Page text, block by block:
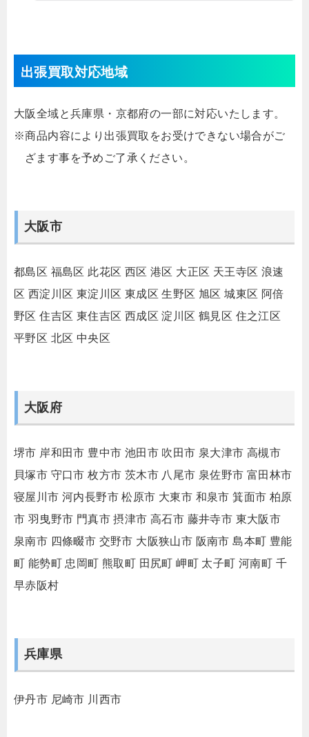
出張買取対応地域
大阪全域と兵庫県・京都府の一部に対応いたします。
※商品内容により出張買取をお受けできない場合がご
ざます事を予めご了承ください。
大阪市
都島区 福島区 此花区 西区 港区 大正区 天王寺区 浪速
区 西淀川区 東淀川区 東成区 生野区 旭区 城東区 阿倍
野区 住吉区 東住吉区 西成区 淀川区 鶴見区 住之江区
平野区 北区 中央区
大阪府
堺市 岸和田市 豊中市 池田市 吹田市 泉大津市 高槻市
貝塚市 守口市 枚方市 茨木市 八尾市 泉佐野市 富田林市
寝屋川市 河内長野市 松原市 大東市 和泉市 箕面市 柏原
市 羽曳野市 門真市 摂津市 高石市 藤井寺市 東大阪市
泉南市 四條畷市 交野市 大阪狭山市 阪南市 島本町 豊能
町 能勢町 忠岡町 熊取町 田尻町 岬町 太子町 河南町 千
早赤阪村
兵庫県
伊丹市 尼崎市 川西市